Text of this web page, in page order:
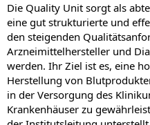
Quality Unit
Forschung | Entwicklung
Lehre
Stellen
ITG im Detail
Notfall
Gentherapie-Vorträge
Service / Downloads
Die Quality Unit sorgt als
eine gut strukturierte und
den steigenden
Arzneimittelhersteller und
werden. Ihr Ziel ist es, eine
Herstellung von
in der Versorgung des
Krankenhäuser zu